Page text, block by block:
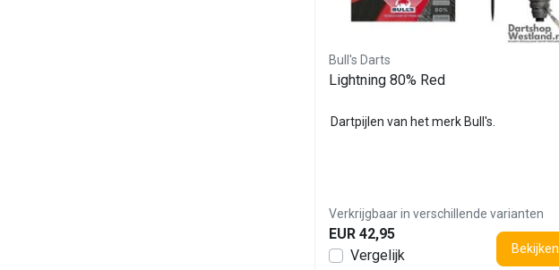
Bull's Darts
Lightning 80% Red
Dartpijlen van het merk Bull's.
Verkrijgbaar in verschillende varianten
EUR 42,95
Vergelijk
Bekijken